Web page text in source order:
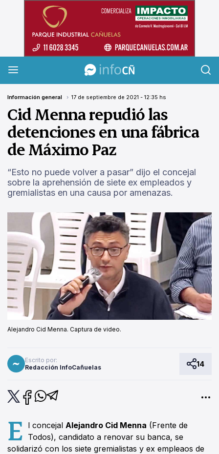
InfoCañuelas
Información general 17 de septiembre de 2021 - 12:35 hs
Cid Menna repudió las
detenciones en una fábrica
de Máximo Paz
“Esto no puede volver a pasar” dijo el concejal
sobre la aprehensión de siete ex empleados y
gremialistas en una causa por amenazas.
Alejandro Cid Menna. Captura de video.
Escrito por:
Redacción InfoCañuelas
14
E l concejal Alejandro Cid Menna (Frente de
Todos), candidato a renovar su banca, se
solidarizó con los siete gremialistas y ex empleaos de